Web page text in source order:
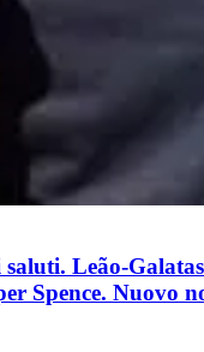
Leão-
Spence. Nuovo